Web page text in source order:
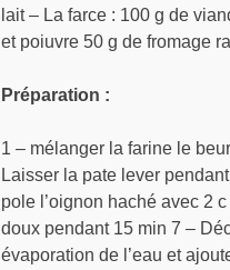
lait – La farce : 100 g de
et poiuvre 50 g de fromage
Préparation :
1 – mélanger la farine le
Laisser la pate lever
pole l’oignon haché avec 2
doux pendant 15 min 7 –
évaporation de l’eau et